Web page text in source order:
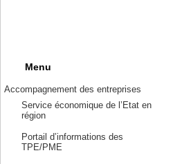
Menu
Accompagnement des entreprises
Service économique de l’Etat en
région
Portail d’informations des
TPE/PME